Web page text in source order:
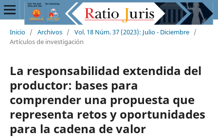
Inicio / Archivos / Vol. 18 Núm. 37 (2023): Julio - Diciembre /
Artículos de investigación
La responsabilidad extendida del
productor: bases para
comprender una propuesta que
representa retos y oportunidades
para la cadena de valor